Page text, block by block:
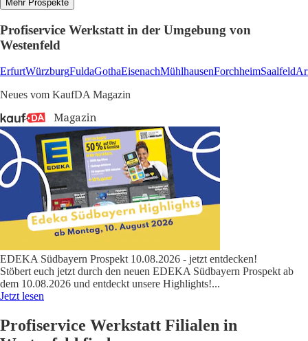
Mehr Prospekte
Profiservice Werkstatt in der Umgebung von
Westenfeld
ErfurtWürzburgFuldaGothaEisenachMühlhausenForchheimSaalfeld
Neues vom KaufDA Magazin
EDEKA Südbayern Prospekt 10.08.2026 - jetzt entdecken!
Stöbert euch jetzt durch den neuen EDEKA Südbayern Prospekt ab
dem 10.08.2026 und entdeckt unsere Highlights!...
Jetzt lesen
Profiservice Werkstatt Filialen in